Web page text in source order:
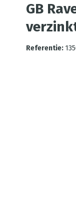
GB
Referentie: